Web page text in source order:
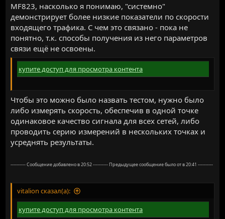
MF823, насколько я понимаю, "системно"
демонстрирует более низкие показатели по скорости
входящего трафика. С чем это связано - пока не
понятно, т.к. способы получения из него параметров
связи ещё не освоены.
купите доступ для просмотра контента
Чтобы это можно было назвать тестом, нужно было
либо измерять скорость, обеспечив в одной точке
одинаковое качество сигнала для всех сетей, либо
проводить серию измерений в нескольких точках и
усреднять результаты.
---------- Сообщение добавлено в 20:52 ---------- Предыдущее сообщение было от в 20:41 ----------
vitalion сказал(а):
купите доступ для просмотра контента